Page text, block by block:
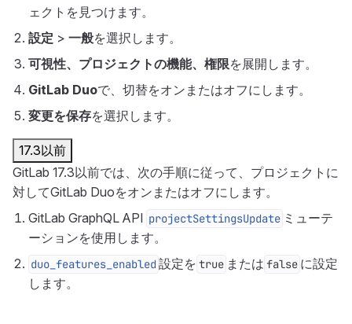
ェクトを見つけます。
設定 > 一般を選択します。
可視性、プロジェクトの機能、権限を展開します。
GitLab Duoで、切替をオンまたはオフにします。
変更を保存を選択します。
17.3以前
GitLab 17.3以前では、次の手順に従って、プロジェクトに
対してGitLab Duoをオンまたはオフにします。
GitLab GraphQL API projectSettingsUpdate ミューテ
ーションを使用します。
duo_features_enabled 設定を true または false に設定
します。